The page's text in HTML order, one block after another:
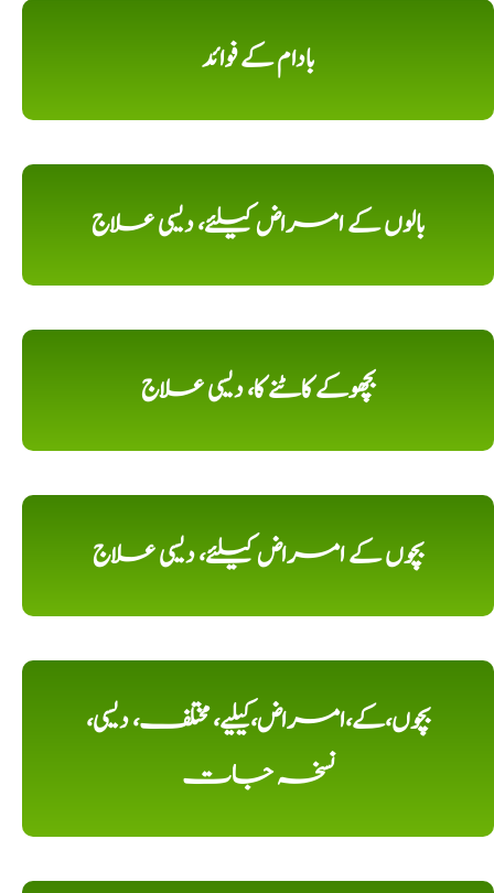
بادام کے فوائد
بالوں کے امراض کیلئے، دیسی علاج
بچھوکے کاٹنے کا، دیسی علاج
بچوں کے امراض کیلئے، دیسی علاج
بچوں،کے،امراض،کیلیے، مختلف، دیسی،
نسخہ جات